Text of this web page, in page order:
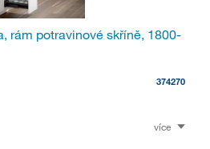
rám potravinové skříně, 1800-
374270
více